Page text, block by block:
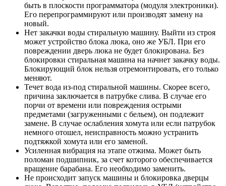
быть в плоскости программатора (модуля электроники).
Его перепрограммируют или производят замену на
новый.
Нет закачки воды стиральную машину. Выйти из строя
может устройство блока люка, оно же УБЛ. При его
повреждении дверь люка не будет блокирована. Без
блокировки стиральная машина на начнет закачку воды.
Блокирующий блок нельзя отремонтировать, его только
меняют.
Течет вода из-под стиральной машины. Скорее всего,
причина заключается в патрубке слива. В случае его
порчи от времени или повреждения острыми
предметами (загруженными с бельем), он подлежит
замене. В случае ослабления хомута или если патрубок
немного отошел, неисправность можно устранить
подтяжкой хомута или его заменой.
Усиленная вибрация на этапе отжима. Может быть
поломан подшипник, за счет которого обеспечивается
вращение барабана. Его необходимо заменить.
Не происходит запуск машины и блокировка дверцы